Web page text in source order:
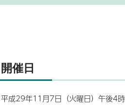
開催日
平成29年11月7日（火曜日）午後4